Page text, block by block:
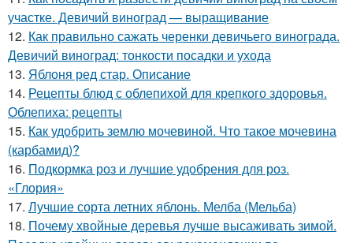
участке. Девичий виноград — выращивание
12. Как правильно сажать черенки девичьего винограда.
Девичий виноград: тонкости посадки и ухода
13. Яблоня ред стар. Описание
14. Рецепты блюд с облепихой для крепкого здоровья.
Облепиха: рецепты
15. Как удобрить землю мочевиной. Что такое мочевина
(карбамид)?
16. Подкормка роз и лучшие удобрения для роз.
«Глория»
17. Лучшие сорта летних яблонь. Мелба (Мельба)
18. Почему хвойные деревья лучше высаживать зимой.